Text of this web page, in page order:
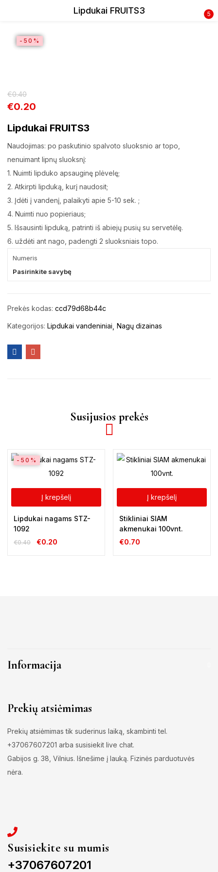
Lipdukai FRUITS3 5
SALE
-50%
€0.40
€0.20
Lipdukai FRUITS3
Naudojimas: po paskutinio spalvoto sluoksnio ar topo,
nenuimant lipnų sluoksnį:
1. Nuimti lipduko apsauginę plėvelę;
2. Atkirpti lipduką, kurį naudosit;
3. Įdėti į vandenį, palaikyti apie 5-10 sek. ;
4. Nuimti nuo popieriaus;
5. Išsausinti lipduką, patrinti iš abiejų pusių su servetėlę.
6. uždėti ant nago, padengti 2 sluoksniais topo.
Numeris
Pasirinkite savybę
Prekės kodas: ccd79d68b44c
Kategorijos: Lipdukai vandeniniai Nagų dizainas
Susijusios prekės
Į krepšelį
-50%
Lipdukai nagams STZ-
1092
€0.40 €0.20
Į krepšelį
Stikliniai SIAM
akmenukai 100vnt.
€0.70
Informacija
Prekių atsiėmimas
Prekių atsiėmimas tik suderinus laiką, skambinti tel.
+37067607201 arba susisiekit live chat.
Gabijos g. 38, Vilnius. Išnešime į lauką. Fizinės parduotuvės
nėra.
Susisiekite su mumis
+37067607201
Pamiršote slaptažodį?
Registracija